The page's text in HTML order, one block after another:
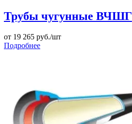
Трубы чугунные ВЧШГ
от 19 265 руб./шт
Подробнее